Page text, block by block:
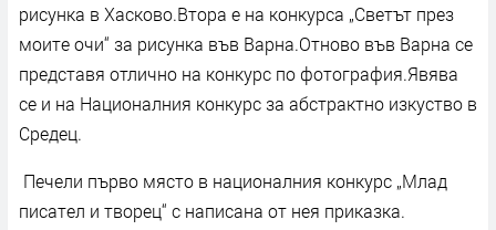
рисунка в Хасково.Втора е на конкурса „Светът през
моите очи“ за рисунка във Варна.Отново във Варна се
представя отлично на конкурс по фотография.Явява
се и на Националния конкурс за абстрактно изкуство в
Средец.
Печели първо място в националния конкурс „Млад
писател и творец“ с написана от нея приказка.